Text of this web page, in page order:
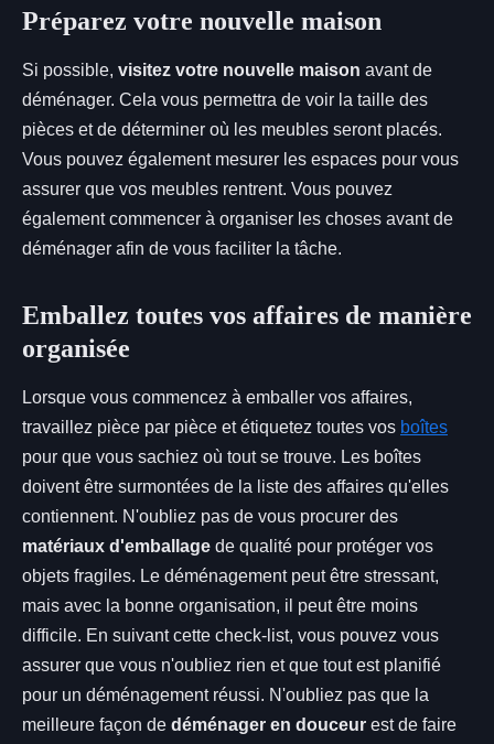
Préparez votre nouvelle maison
Si possible, visitez votre nouvelle maison avant de
déménager. Cela vous permettra de voir la taille des
pièces et de déterminer où les meubles seront placés.
Vous pouvez également mesurer les espaces pour vous
assurer que vos meubles rentrent. Vous pouvez
également commencer à organiser les choses avant de
déménager afin de vous faciliter la tâche.
Emballez toutes vos affaires de manière
organisée
Lorsque vous commencez à emballer vos affaires,
travaillez pièce par pièce et étiquetez toutes vos boîtes
pour que vous sachiez où tout se trouve. Les boîtes
doivent être surmontées de la liste des affaires qu'elles
contiennent. N'oubliez pas de vous procurer des
matériaux d'emballage de qualité pour protéger vos
objets fragiles. Le déménagement peut être stressant,
mais avec la bonne organisation, il peut être moins
difficile. En suivant cette check-list, vous pouvez vous
assurer que vous n'oubliez rien et que tout est planifié
pour un déménagement réussi. N'oubliez pas que la
meilleure façon de déménager en douceur est de faire